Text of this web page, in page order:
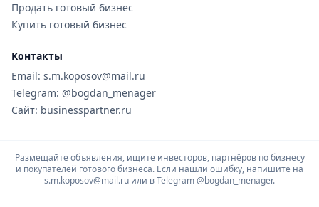
Продать готовый бизнес
Купить готовый бизнес
Контакты
Email: s.m.koposov@mail.ru
Telegram: @bogdan_menager
Сайт: businesspartner.ru
Размещайте объявления, ищите инвесторов, партнёров по бизнесу
и покупателей готового бизнеса. Если нашли ошибку, напишите на
s.m.koposov@mail.ru или в Telegram@bogdan_menager.